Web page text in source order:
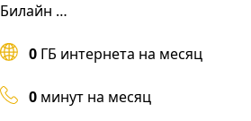
Билайн …
0 ГБ интернета на месяц
0 минут на месяц